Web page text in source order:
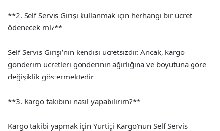
**2. Self Servis Girişi kullanmak için herhangi bir ücret
ödenecek mi?**
Self Servis Girişi’nin kendisi ücretsizdir. Ancak, kargo
gönderim ücretleri gönderinin ağırlığına ve boyutuna göre
değişiklik göstermektedir.
**3. Kargo takibini nasıl yapabilirim?**
Kargo takibi yapmak için Yurtiçi Kargo’nun Self Servis